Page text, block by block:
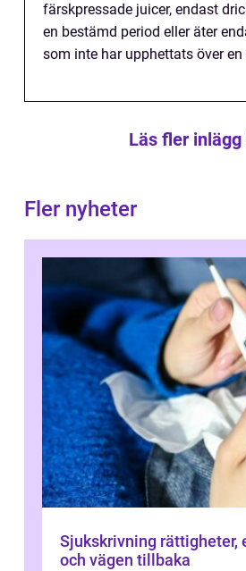
färskpressade juicer, endast
en bestämd period eller äter
som inte har upphettats över
Läs fler inlägg
Fler nyheter
Sjukskrivning rättigheter, ersättning
och vägen tillbaka